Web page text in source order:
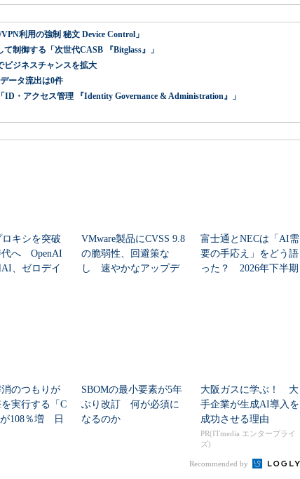
利用の強制 秘文 Device Control」
制御する「次世代CASB 『Bitglass』」
ビジネスチャンスを拡大
ータ流出は0件
・アクセス管理 『Identity Governance & Administration』」
キシを突破
代へ OpenAI
、ゼロデイ
VMware製品にCVSS 9.8
の脆弱性、回避策な
し 速やかなアップデ
富士通とNECは「AI需
要の手応え」をどう語
った？ 2026年下半期
のつもりが
実行する「C
108％増 日
SBOMの最小要素が5年
ぶり改訂 何が必須に
なるのか
大阪ガスに学ぶ！ 大
手企業が生成AI導入を
成功させる理由
PR(ITmedia エンタープライ
ズ)
Recommended by